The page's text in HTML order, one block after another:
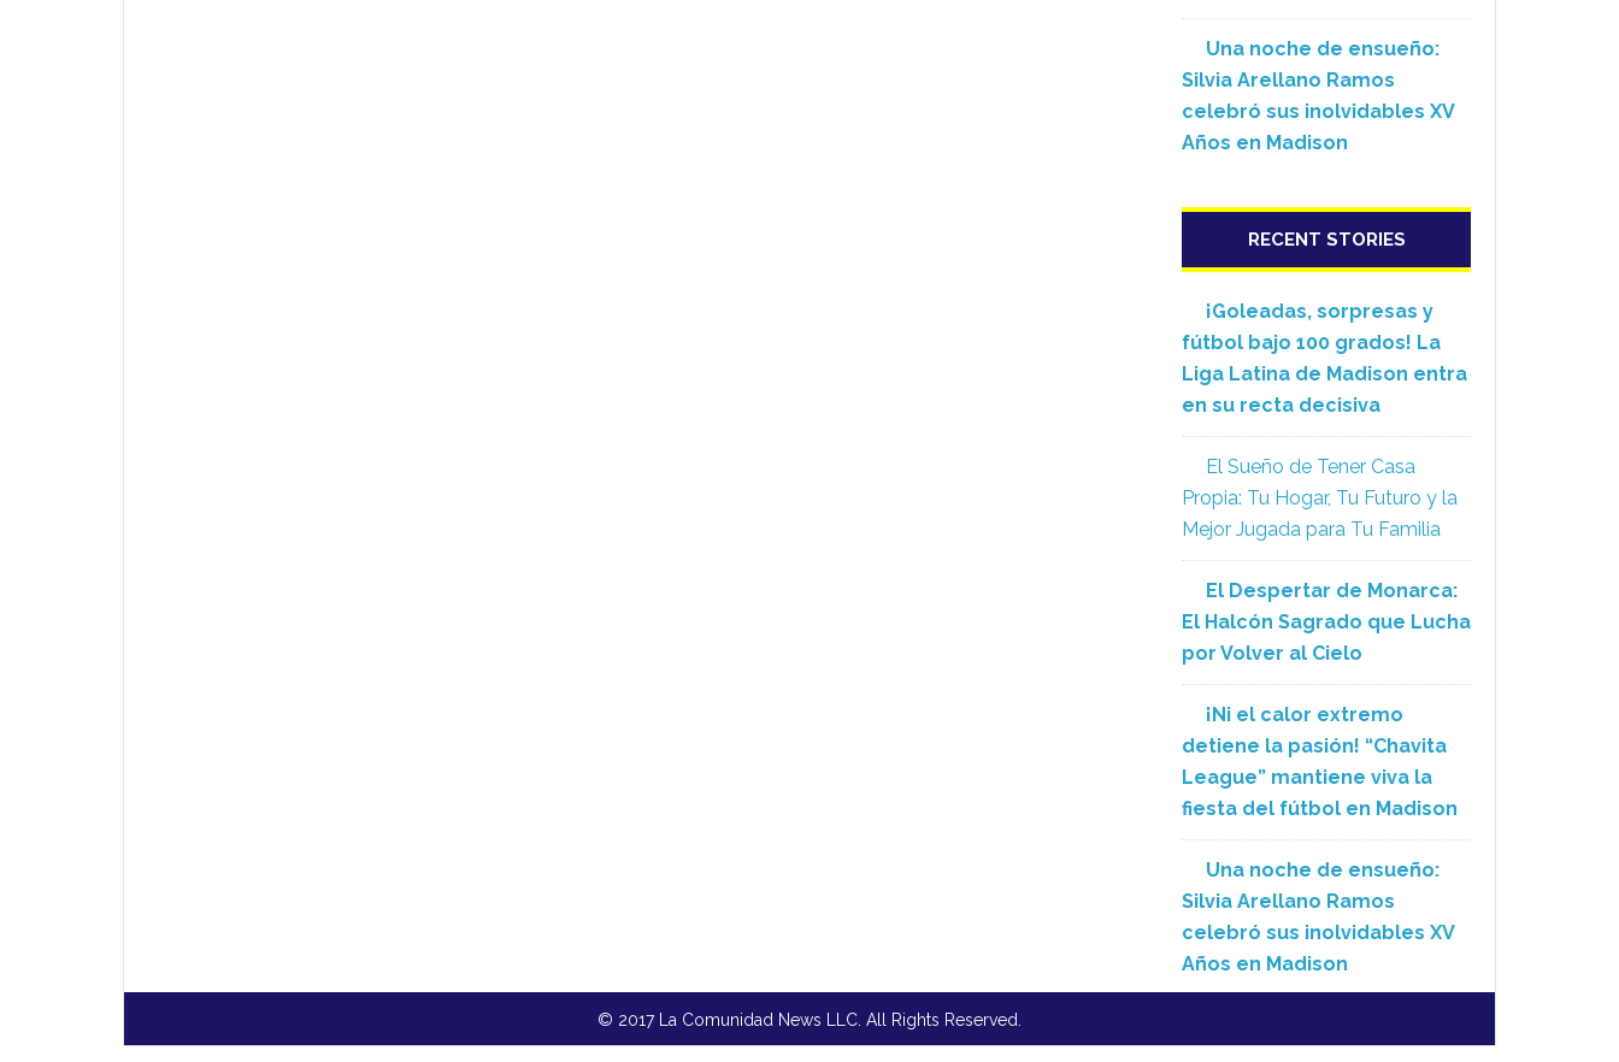
Una noche de ensueño:
Silvia Arellano Ramos
celebró sus inolvidables XV
Años en Madison
RECENT STORIES
¡Goleadas, sorpresas y
fútbol bajo 100 grados! La
Liga Latina de Madison entra
en su recta decisiva
El Sueño de Tener Casa
Propia: Tu Hogar, Tu Futuro y la
Mejor Jugada para Tu Familia
El Despertar de Monarca:
El Halcón Sagrado que Lucha
por Volver al Cielo
¡Ni el calor extremo
detiene la pasión! “Chavita
League” mantiene viva la
fiesta del fútbol en Madison
Una noche de ensueño:
Silvia Arellano Ramos
celebró sus inolvidables XV
Años en Madison
© 2017 La Comunidad News LLC. All Rights Reserved.